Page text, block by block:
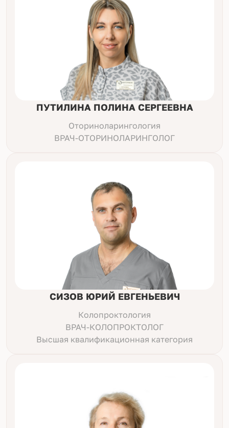
ПУТИЛИНА ПОЛИНА СЕРГЕЕВНА
Оториноларингология
ВРАЧ-ОТОРИНОЛАРИНГОЛОГ
СИЗОВ ЮРИЙ ЕВГЕНЬЕВИЧ
Колопроктология
ВРАЧ-КОЛОПРОКТОЛОГ
Высшая квалификационная категория